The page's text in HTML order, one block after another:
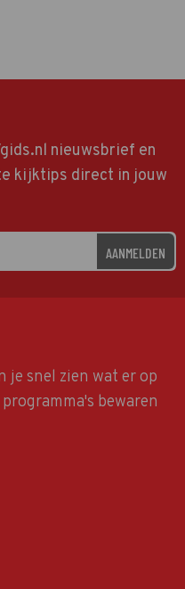
nieuwsbrief en
kijktips direct in jouw
AANMELDEN
je snel zien wat er op
bewaren